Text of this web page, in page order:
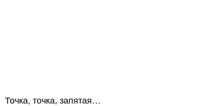
Точка, точка, запятая…